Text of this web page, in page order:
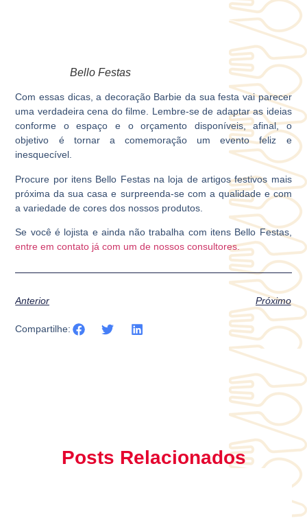
Bello Festas
Com essas dicas, a decoração Barbie da sua festa vai parecer
uma verdadeira cena do filme. Lembre-se de adaptar as ideias
conforme o espaço e o orçamento disponíveis, afinal, o
objetivo é tornar a comemoração um evento feliz e
inesquecível.
Procure por itens Bello Festasna loja de artigos festivos mais
próxima da sua casa e surpreenda-se com a qualidade e com
a variedade de cores dos nossos produtos.
Se você é lojista e ainda não trabalha com itens Bello Festas,
entre em contato já com um de nossos consultores.
Anterior Próximo
Compartilhe:
Posts Relacionados